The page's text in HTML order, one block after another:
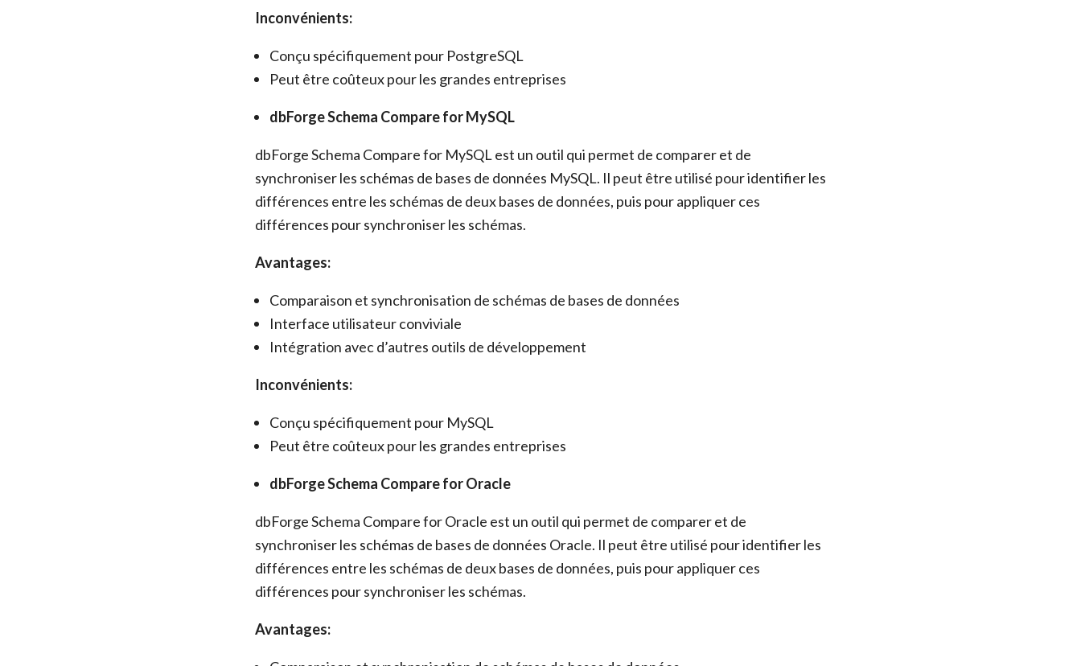
Inconvénients:
Conçu spécifiquement pour PostgreSQL
Peut être coûteux pour les grandes entreprises
dbForge Schema Compare for MySQL
dbForge Schema Compare for MySQL est un outil qui permet de comparer et de
synchroniser les schémas de bases de données MySQL. Il peut être utilisé pour identifier les
différences entre les schémas de deux bases de données, puis pour appliquer ces
différences pour synchroniser les schémas.
Avantages:
Comparaison et synchronisation de schémas de bases de données
Interface utilisateur conviviale
Intégration avec d’autres outils de développement
Inconvénients:
Conçu spécifiquement pour MySQL
Peut être coûteux pour les grandes entreprises
dbForge Schema Compare for Oracle
dbForge Schema Compare for Oracle est un outil qui permet de comparer et de
synchroniser les schémas de bases de données Oracle. Il peut être utilisé pour identifier les
différences entre les schémas de deux bases de données, puis pour appliquer ces
différences pour synchroniser les schémas.
Avantages: